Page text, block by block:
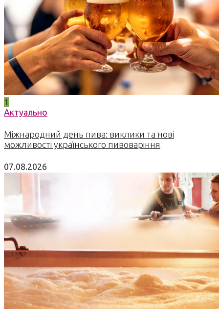
1
Актуально
Міжнародний день пива: виклики та нові
можливості українського пивоваріння
07.08.2026